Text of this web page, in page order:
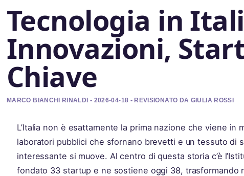
Tecnologia in
Innovazioni,
Chiave
MARCO BIANCHI RINALDI • 2026-04-18 • REVISIONATO DA GIULIA ROSSI
L’Italia non è esattamente la prima nazione che viene in
laboratori pubblici che sfornano brevetti e un tessuto di
interessante si muove. Al centro di questa storia c’è
fondato 33 startup e ne sostiene oggi 38, trasformando